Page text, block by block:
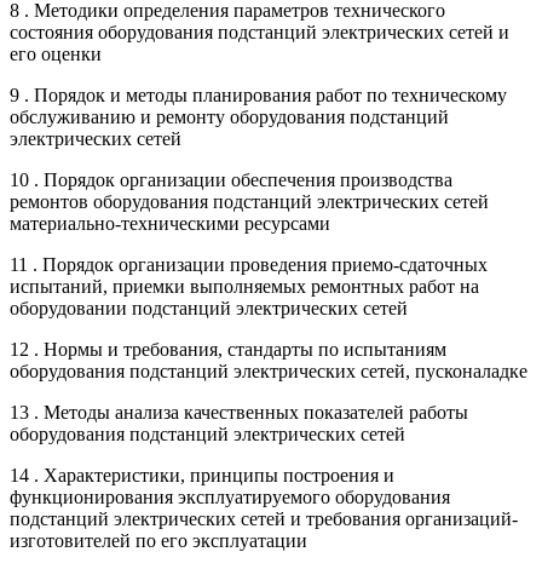
8 . Методики определения параметров технического
состояния оборудования подстанций электрических сетей и
его оценки
9 . Порядок и методы планирования работ по техническому
обслуживанию и ремонту оборудования подстанций
электрических сетей
10 . Порядок организации обеспечения производства
ремонтов оборудования подстанций электрических сетей
материально-техническими ресурсами
11 . Порядок организации проведения приемо-сдаточных
испытаний, приемки выполняемых ремонтных работ на
оборудовании подстанций электрических сетей
12 . Нормы и требования, стандарты по испытаниям
оборудования подстанций электрических сетей, пусконаладке
13 . Методы анализа качественных показателей работы
оборудования подстанций электрических сетей
14 . Характеристики, принципы построения и
функционирования эксплуатируемого оборудования
подстанций электрических сетей и требования организаций-
изготовителей по его эксплуатации